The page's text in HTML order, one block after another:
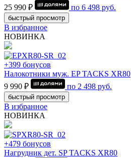
25 990 ₽
по 6 498 руб.
быстрый просмотр
В избранное
НОВИНКА
+399 бонусов
Налокотники муж. EP TACKS XR80
9 990 ₽
по 2 498 руб.
быстрый просмотр
В избранное
НОВИНКА
+479 бонусов
Нагрудник дет. SP TACKS XR80